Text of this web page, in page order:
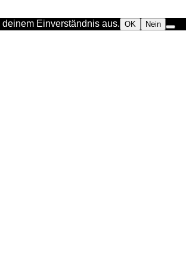
Einverständnis aus. OK Nein